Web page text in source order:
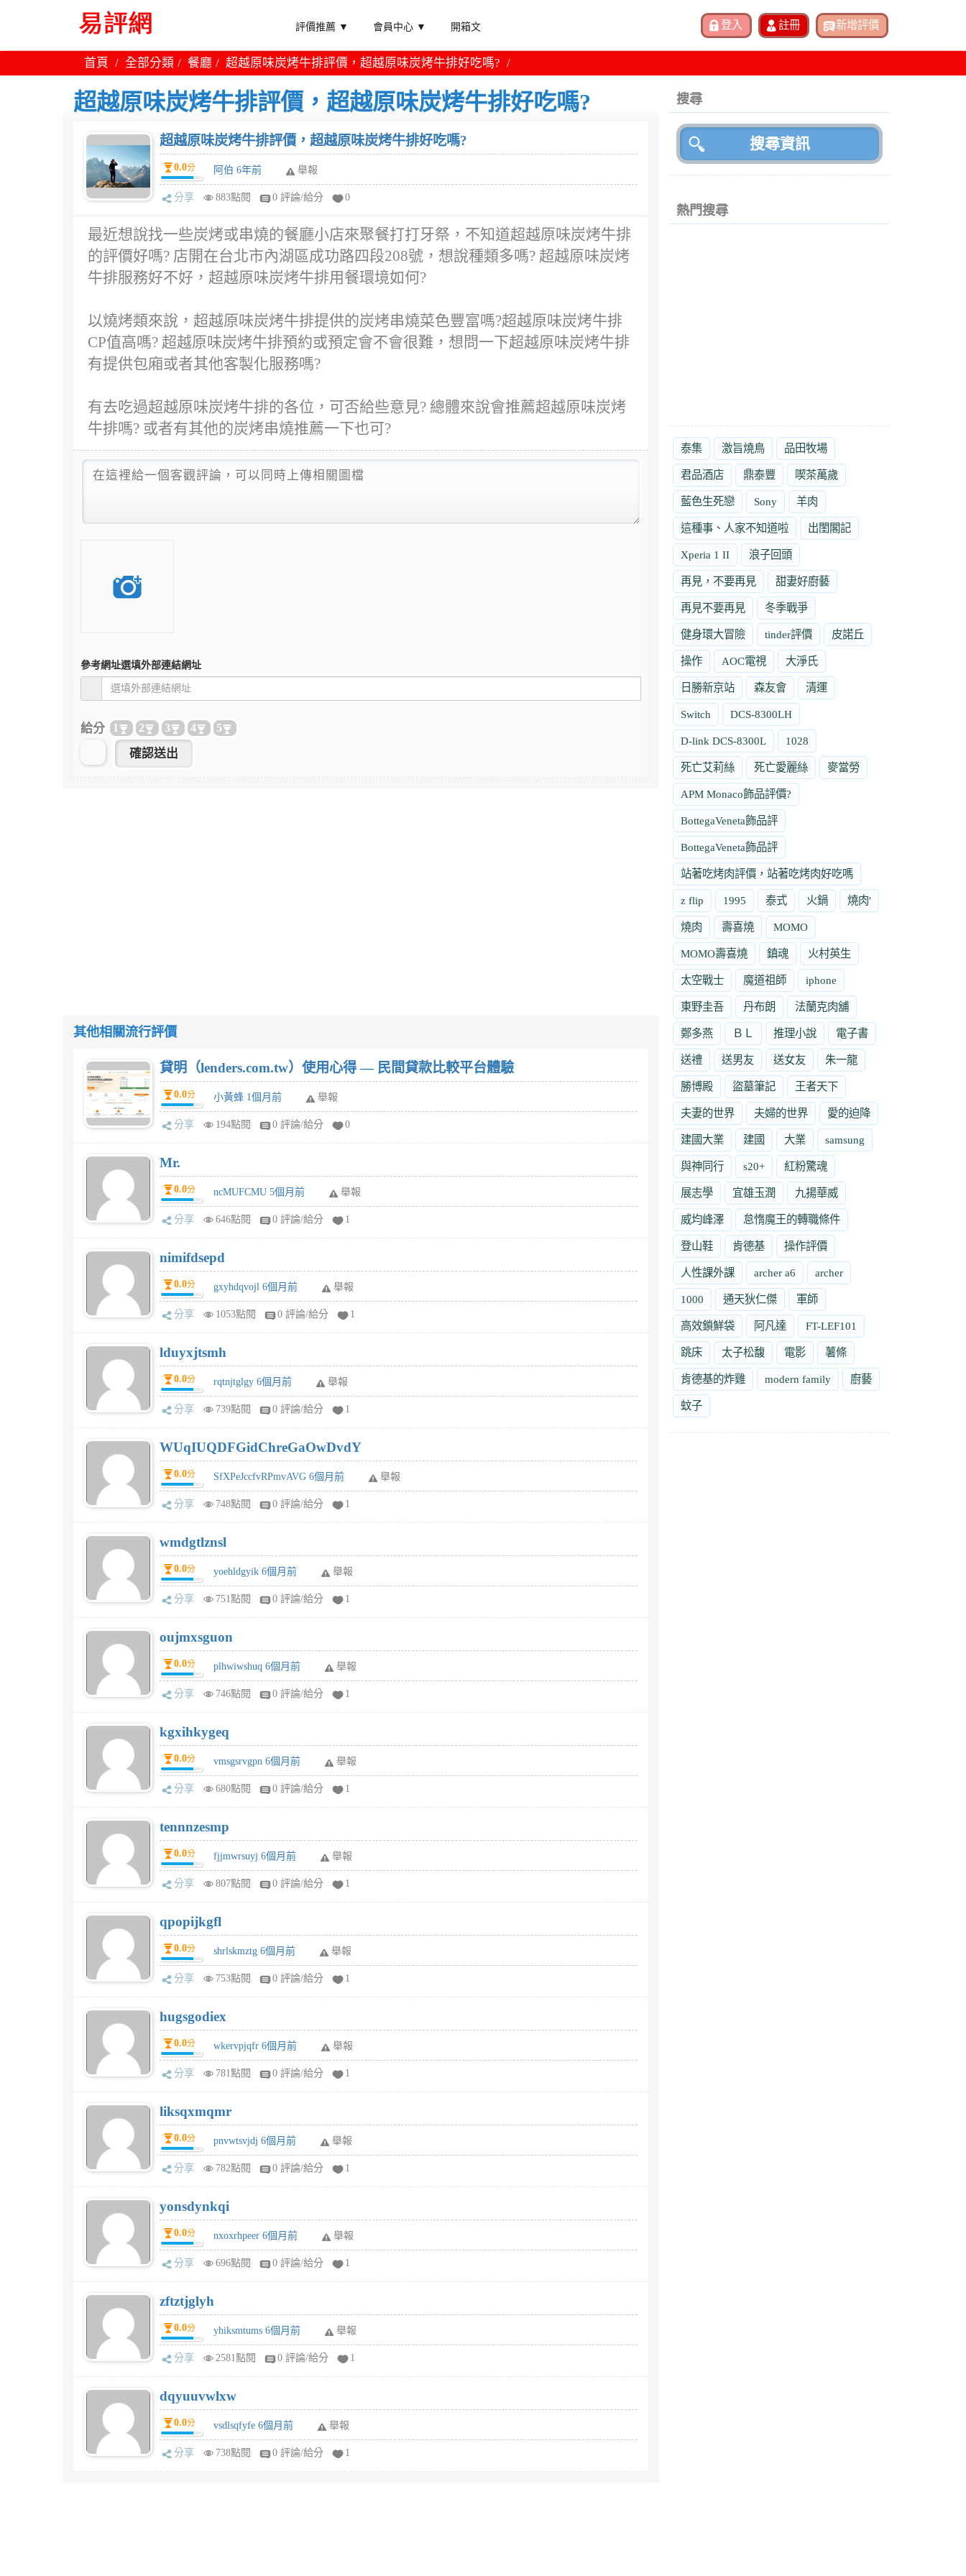
評價推薦 ▼ 會員中心 ▼ 開箱文
首頁 全部分類 餐廳 超越原味炭烤牛排評價，超越原味炭烤牛排好吃嗎?
超越原味炭烤牛排評價，超越原味炭烤牛排好吃嗎?
超越原味炭烤牛排評價，超越原味炭烤牛排好吃嗎?
0.0分 阿伯 6年前 舉報
分享 883點閱 0 評論/給分 0
最近想說找一些炭烤或串燒的餐廳小店來聚餐打打牙祭，不知道超越原味炭烤牛排
的評價好嗎? 店開在台北市內湖區成功路四段208號，想說種類多嗎? 超越原味炭烤
牛排服務好不好，超越原味炭烤牛排用餐環境如何?
以燒烤類來說，超越原味炭烤牛排提供的炭烤串燒菜色豐富嗎?超越原味炭烤牛排
CP值高嗎? 超越原味炭烤牛排預約或預定會不會很難，想問一下超越原味炭烤牛排
有提供包廂或者其他客製化服務嗎?
有去吃過超越原味炭烤牛排的各位，可否給些意見? 總體來說會推薦超越原味炭烤
牛排嗎? 或者有其他的炭烤串燒推薦一下也可?
參考網址選填外部連結網址
給分 1 2 3 4 5
其他相關流行評價
貸明（lenders.com.tw）使用心得 — 民間貸款比較平台體驗
0.0分 小黃蜂 1個月前 舉報
分享 194點閱 0 評論/給分 0
Mr.
0.0分 ncMUFCMU 5個月前 舉報
分享 646點閱 0 評論/給分 1
nimifdsepd
0.0分 gxyhdqvojl 6個月前 舉報
分享 1053點閱 0 評論/給分 1
lduyxjtsmh
0.0分 rqtnjtglgy 6個月前 舉報
分享 739點閱 0 評論/給分 1
WUqIUQDFGidChreGaOwDvdY
0.0分 SfXPeJccfvRPmvAVG 6個月前 舉報
分享 748點閱 0 評論/給分 1
wmdgtlznsl
0.0分 yoehldgyik 6個月前 舉報
分享 751點閱 0 評論/給分 1
oujmxsguon
0.0分 plhwiwshuq 6個月前 舉報
分享 746點閱 0 評論/給分 1
kgxihkygeq
0.0分 vmsgsrvgpn 6個月前 舉報
分享 680點閱 0 評論/給分 1
tennnzesmp
0.0分 fjjmwrsuyj 6個月前 舉報
分享 807點閱 0 評論/給分 1
qpopijkgfl
0.0分 shrlskmztg 6個月前 舉報
分享 753點閱 0 評論/給分 1
hugsgodiex
0.0分 wkervpjqfr 6個月前 舉報
分享 781點閱 0 評論/給分 1
liksqxmqmr
0.0分 pnvwtsvjdj 6個月前 舉報
分享 782點閱 0 評論/給分 1
yonsdynkqi
0.0分 nxoxrhpeer 6個月前 舉報
分享 696點閱 0 評論/給分 1
zftztjglyh
0.0分 yhiksmtums 6個月前 舉報
分享 2581點閱 0 評論/給分 1
dqyuuvwlxw
0.0分 vsdlsqfyfe 6個月前 舉報
分享 738點閱 0 評論/給分 1
搜尋
熱門搜尋
泰集 激旨燒鳥 品田牧場
君品酒店 鼎泰豐 喫茶萬歲
藍色生死戀 Sony 羊肉
這種事、人家不知道啦 出閨閣記
Xperia 1 II 浪子回頭
再見，不要再見 甜妻好廚藝
再見不要再見 冬季戰爭
健身環大冒險 tinder評價 皮諾丘
操作 AOC電視 大淨氏
日勝新京站 森友會 清運
Switch DCS-8300LH
D-link DCS-8300L 1028
死亡艾莉絲 死亡愛麗絲 麥當勞
APM Monaco飾品評價?
BottegaVeneta飾品評
BottegaVeneta飾品評
站著吃烤肉評價，站著吃烤肉好吃嗎
z flip 1995 泰式 火鍋 燒肉'
燒肉 壽喜燒 MOMO
MOMO壽喜燒 鎮魂 火村英生
太空戰士 魔道祖師 iphone
東野圭吾 丹布朗 法蘭克肉舖
鄭多燕 ＢＬ 推理小說 電子書
送禮 送男友 送女友 朱一龍
勝博殿 盜墓筆記 王者天下
夫妻的世界 夫婦的世界 愛的迫降
建國大業 建國 大業 samsung
與神同行 s20+ 紅粉驚魂
展志學 宜雄玉潤 九揚華威
威均峰澤 怠惰魔王的轉職條件
登山鞋 肯德基 操作評價
人性課外課 archer a6 archer
1000 通天狄仁傑 軍師
高效鎖鮮袋 阿凡達 FT-LEF101
跳床 太子松馥 電影 薯條
肯德基的炸雞 modern family 廚藝
蚊子